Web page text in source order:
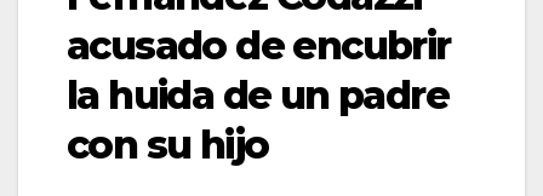
acusado de encubrir
la huida de un padre
con su hijo